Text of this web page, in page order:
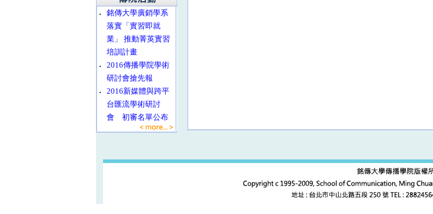
‧
銘傳大學廣銷學系
落實「實習即就
業」 推動菁英實習
培訓計畫
‧
2016傳播學院學術
研討會搶先報
‧
2016新媒體與跨平
台匯流學術研討
會 初審名單公布